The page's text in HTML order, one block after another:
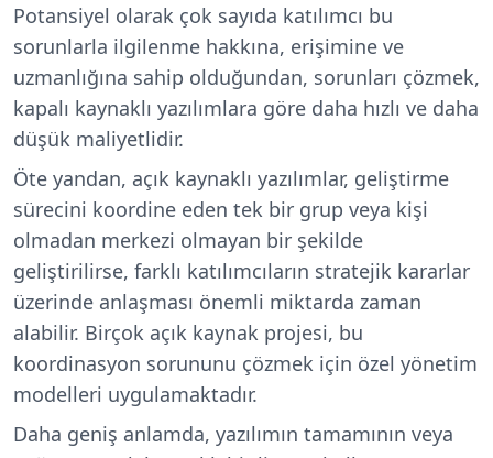
Potansiyel olarak çok sayıda katılımcı bu
sorunlarla ilgilenme hakkına, erişimine ve
uzmanlığına sahip olduğundan, sorunları çözmek,
kapalı kaynaklı yazılımlara göre daha hızlı ve daha
düşük maliyetlidir.
Öte yandan, açık kaynaklı yazılımlar, geliştirme
sürecini koordine eden tek bir grup veya kişi
olmadan merkezi olmayan bir şekilde
geliştirilirse, farklı katılımcıların stratejik kararlar
üzerinde anlaşması önemli miktarda zaman
alabilir. Birçok açık kaynak projesi, bu
koordinasyon sorununu çözmek için özel yönetim
modelleri uygulamaktadır.
Daha geniş anlamda, yazılımın tamamının veya